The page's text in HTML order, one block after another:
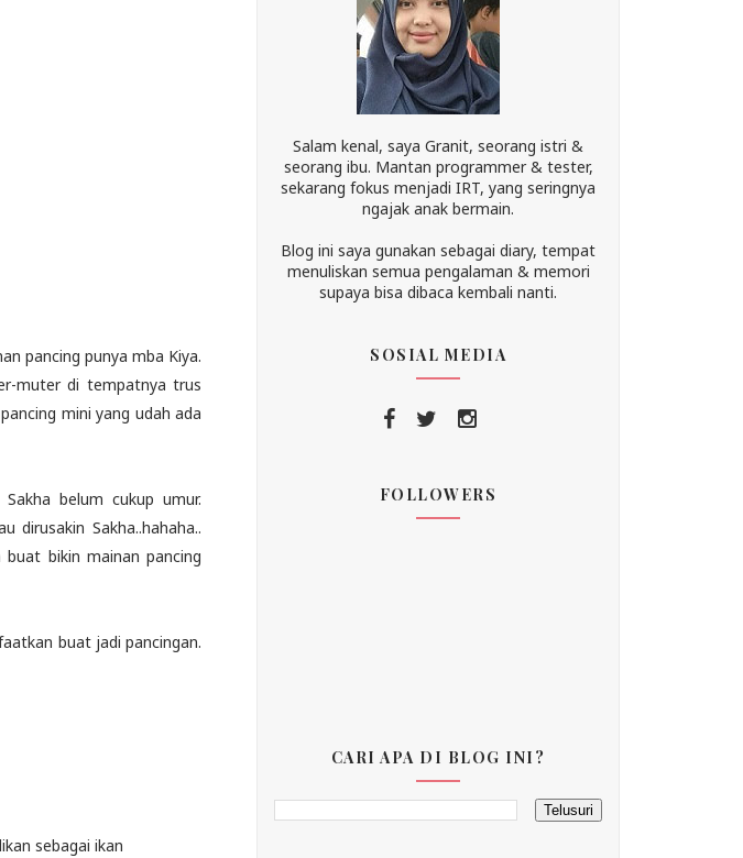
pancing punya mba Kiya.
muter di tempatnya trus
mini yang udah ada
belum cukup umur.
Sakha..hahaha..
bikin mainan pancing
buat jadi pancingan.
sebagai ikan
Salam kenal, saya Granit, seorang istri &
seorang ibu. Mantan programmer & tester,
sekarang fokus menjadi IRT, yang seringnya
ngajak anak bermain.
Blog ini saya gunakan sebagai diary, tempat
menuliskan semua pengalaman & memori
supaya bisa dibaca kembali nanti.
SOSIAL MEDIA
FOLLOWERS
CARI APA DI BLOG INI?